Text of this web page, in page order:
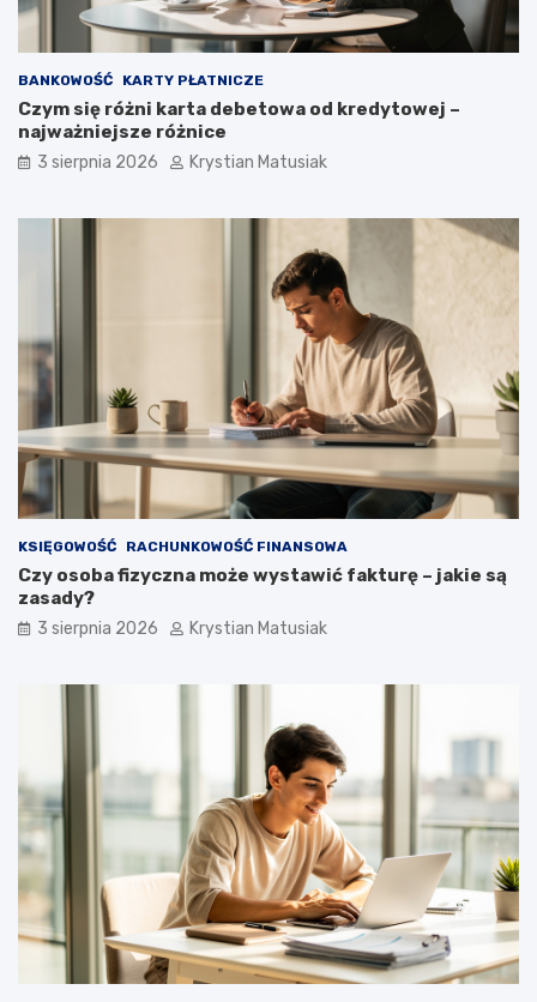
BANKOWOŚĆ KARTY PŁATNICZE
Czym się różni karta debetowa od kredytowej –
najważniejsze różnice
3 sierpnia 2026 Krystian Matusiak
KSIĘGOWOŚĆ RACHUNKOWOŚĆ FINANSOWA
Czy osoba fizyczna może wystawić fakturę – jakie są
zasady?
3 sierpnia 2026 Krystian Matusiak